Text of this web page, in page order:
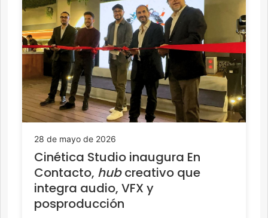
28 de mayo de 2026
Cinética Studio inaugura En
Contacto, hubcreativo que
integra audio, VFX y
posproducción